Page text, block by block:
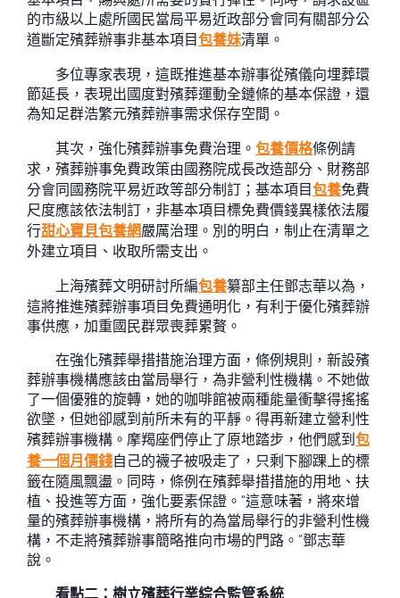
的市級以上處所國民當局平易近政部分會同有關部分公
道斷定殯葬辦事非基本項目包養妹清單。
多位專家表現，這既推進基本辦事從殯儀向埋葬環
節延長，表現出國度對殯葬運動全鏈條的基本保證，還
為知足群浩繁元殯葬辦事需求保存空間。
其次，強化殯葬辦事免費治理。 包養價格條例請
求，殯葬辦事免費政策由國務院成長改造部分、財務部
分會同國務院平易近政等部分制訂；基本項目包養免費
尺度應該依法制訂，非基本項目標免費價錢異樣依法履
行甜心寶貝包養網嚴厲治理。別的明白，制止在清單之
外建立項目、收取所需支出。
上海殯葬文明研討所編包養纂部主任鄧志華以為，
這將推進殯葬辦事項目免費通明化，有利于優化殯葬辦
事供應，加重國民群眾喪葬累贅。
在強化殯葬舉措措施治理方面，條例規則，新設殯
葬辦事機構應該由當局舉行，為非營利性機構。不她做
了一個優雅的旋轉，她的咖啡館被兩種能量衝擊得搖搖
欲墜，但她卻感到前所未有的平靜。得再新建立營利性
殯葬辦事機構。摩羯座們停止了原地踏步，他們感到 包
養一個月價錢自己的襪子被吸走了，只剩下腳踝上的標
籤在隨風飄盪。同時，條例在殯葬舉措措施的用地、扶
植、投進等方面，強化要素保證。“這意味著，將來增
量的殯葬辦事機構，將所有的為當局舉行的非營利性機
構，不走將殯葬辦事簡略推向市場的門路。”鄧志華
說。
看點二：樹立殯葬行業綜合監管系統